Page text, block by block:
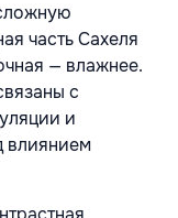
часть Сахеля
— влажнее.
с
и
влиянием